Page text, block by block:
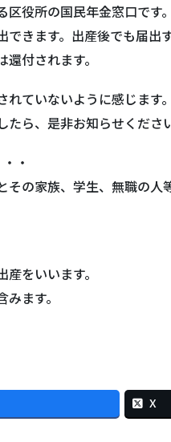
役所の国民年金窓口です。
きます。出産後でも届出
付されます。
ていないように感じます。
ら、是非お知らせくださ
・
その家族、学生、無職の
をいいます。
ます。
X